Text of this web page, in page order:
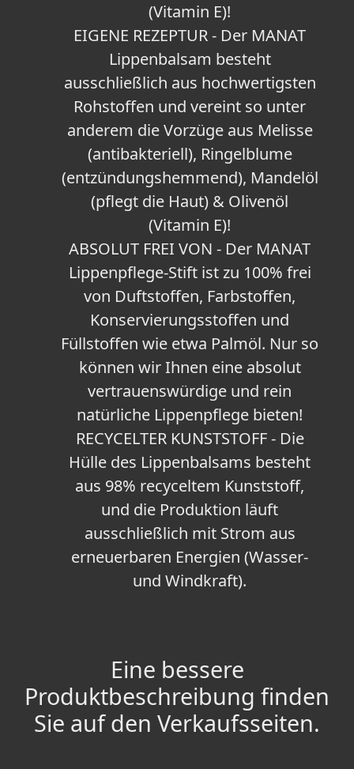
(Vitamin E)!
EIGENE REZEPTUR - Der MANAT
Lippenbalsam besteht
ausschließlich aus hochwertigsten
Rohstoffen und vereint so unter
anderem die Vorzüge aus Melisse
(antibakteriell), Ringelblume
(entzündungshemmend), Mandelöl
(pflegt die Haut) & Olivenöl
(Vitamin E)!
ABSOLUT FREI VON - Der MANAT
Lippenpflege-Stift ist zu 100% frei
von Duftstoffen, Farbstoffen,
Konservierungsstoffen und
Füllstoffen wie etwa Palmöl. Nur so
können wir Ihnen eine absolut
vertrauenswürdige und rein
natürliche Lippenpflege bieten!
RECYCELTER KUNSTSTOFF - Die
Hülle des Lippenbalsams besteht
aus 98% recyceltem Kunststoff,
und die Produktion läuft
ausschließlich mit Strom aus
erneuerbaren Energien (Wasser-
und Windkraft).
Eine bessere
Produktbeschreibung finden
Sie auf den Verkaufsseiten.